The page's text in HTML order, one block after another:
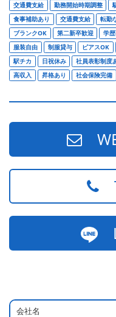
交通費支給
勤務開始時期調整
食事補助あり
交通費支給 転勤
ブランクOK
第二新卒歓迎 学
服装自由
制服貸与 ピアスOK
駅チカ
日祝休み 社員表彰制度
高収入
昇格あり 社会保険完備
会社名